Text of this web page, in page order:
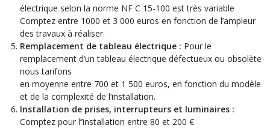
électrique selon la norme NF C 15-100 est très variable
Comptez entre 1000 et 3 000 euros en fonction de l’ampleur
des travaux à réaliser.
Remplacement de tableau électrique : Pour le
remplacement d’un tableau électrique défectueux ou obsolète
nous tarifons
en moyenne entre 700 et 1 500 euros, en fonction du modèle
et de la complexité de l’installation.
Installation de prises, interrupteurs et luminaires :
Comptez pour l’’installation entre 80 et 200 €